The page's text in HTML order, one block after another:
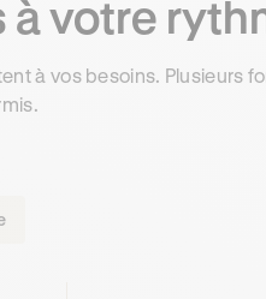
à votre
à vos besoins. Plusieurs